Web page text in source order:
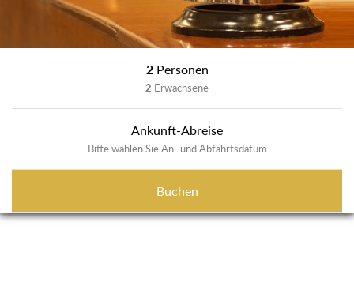
2 Personen
2 Erwachsene
Ankunft-Abreise
Bitte wählen Sie An- und Abfahrtsdatum
Buchen